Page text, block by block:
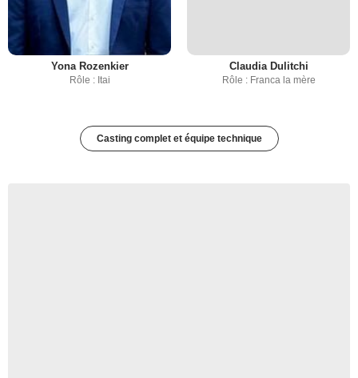
Yona Rozenkier
Rôle : Itai
Claudia Dulitchi
Rôle : Franca la mère
Casting complet et équipe technique